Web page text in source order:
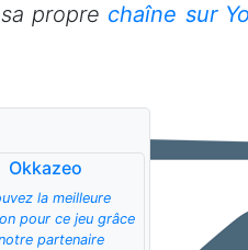
propre chaîne sur
Okkazeo
la meilleure
pour ce jeu grâce
partenaire